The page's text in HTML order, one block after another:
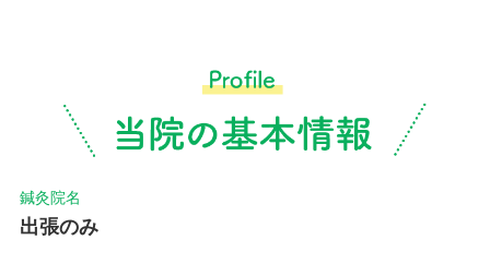
鍼灸院名
出張のみ